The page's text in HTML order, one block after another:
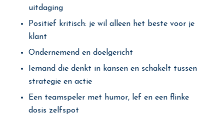
uitdaging
Positief kritisch: je wil alleen het beste voor je
klant
Ondernemend en doelgericht
Iemand die denkt in kansen en schakelt tussen
strategie en actie
Een teamspeler met humor, lef en een flinke
dosis zelfspot